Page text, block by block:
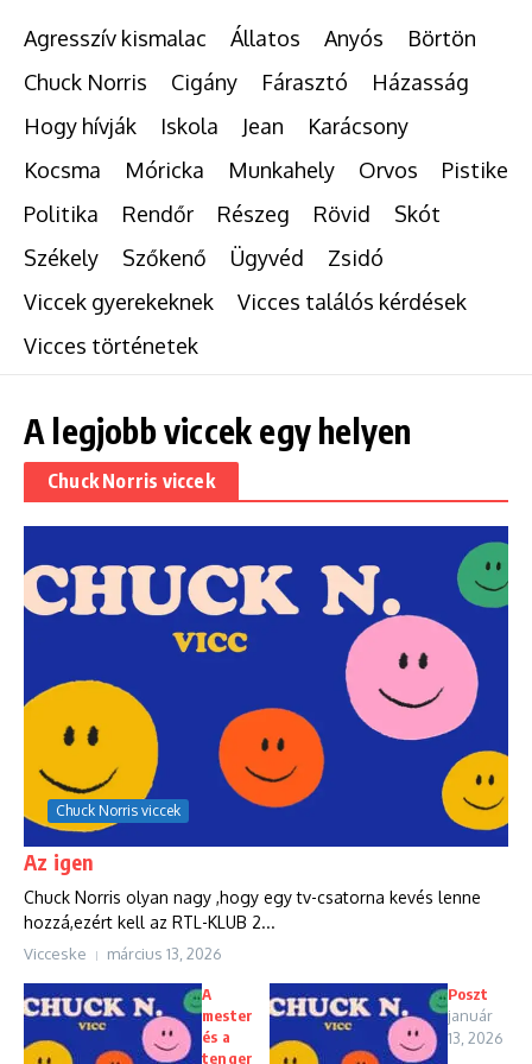
Agresszív kismalac Állatos Anyós
Börtön
Chuck Norris
Cigány Fárasztó
Házasság
Hogy hívják
Iskola Jean
Karácsony
Kocsma
Móricka Munkahely Orvos
Pistike
Politika
Rendőr Részeg Rövid
Skót
Székely
Szőkenő Ügyvéd
Zsidó
Viccek gyerekeknek
Vicces találós kérdések
Vicces történetek
A legjobb viccek egy helyen
Chuck Norris viccek
Chuck Norris viccek
Az igen
Chuck Norris olyan nagy ,hogy egy tv-csatorna kevés lenne
hozzá,ezért kell az RTL-KLUB 2...
Vicceske március 13, 2026
A
mester
és a
tenger
Poszt
január
13, 2026